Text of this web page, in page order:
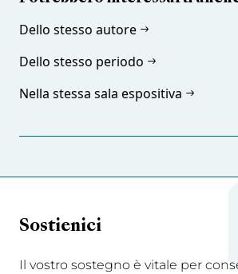
Dello stesso autore
Dello stesso periodo
Nella stessa sala espositiva
Sostienici
Il vostro sostegno è vitale per